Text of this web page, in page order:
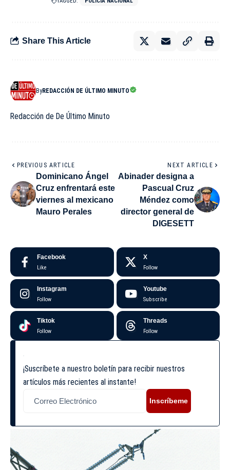
Share This Article
ByREDACCIÓN DE ÚLTIMO MINUTO
Redacción de De Último Minuto
PREVIOUS ARTICLE
Dominicano Ángel
Cruz enfrentará este
viernes al mexicano
Mauro Perales
NEXT ARTICLE
Abinader designa a
Pascual Cruz
Méndez como
director general de
DIGESETT
Facebook
Like
X
Follow
Instagram
Follow
Youtube
Subscribe
Tiktok
Follow
Threads
Follow
¡Suscríbete a nuestro boletín para recibir nuestros
artículos más recientes al instante!
Inscríbeme